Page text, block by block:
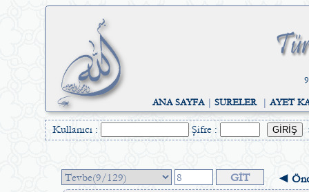
ANA SAYFA| SURELER| AYET
Kullanıcı : Şifre :
◄